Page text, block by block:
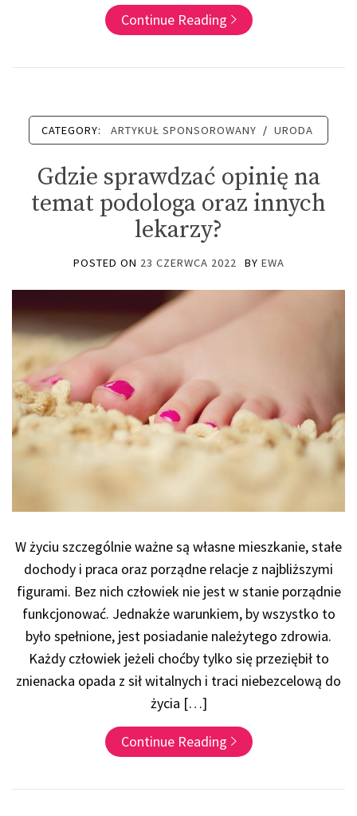
Continue Reading
CATEGORY: ARTYKUŁ SPONSOROWANY / URODA
Gdzie sprawdzać opinię na
temat podologa oraz innych
lekarzy?
POSTED ON 23 CZERWCA 2022 BY EWA
W życiu szczególnie ważne są własne mieszkanie, stałe
dochody i praca oraz porządne relacje z najbliższymi
figurami. Bez nich człowiek nie jest w stanie porządnie
funkcjonować. Jednakże warunkiem, by wszystko to
było spełnione, jest posiadanie należytego zdrowia.
Każdy człowiek jeżeli choćby tylko się przeziębił to
znienacka opada z sił witalnych i traci niebezcelową do
życia […]
Continue Reading